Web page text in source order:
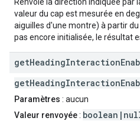
valeur du cap est mesurée en
aiguilles d'une montre) à partir
pas encore initialisée, le résultat
getHeadingInteraction
Paramètres : aucun
Valeur renvoyée: